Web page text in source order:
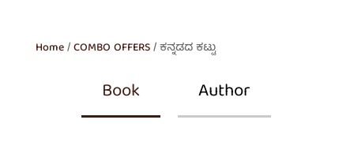
Home/COMBO OFFERS/ ಕನ್ನಡದ ಕಟ್ಟು
Book Author